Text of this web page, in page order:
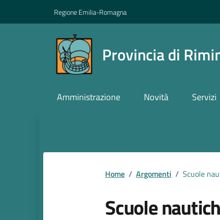
Regione Emilia-Romagna
Provincia di
Amministrazione Novità Servizi
Home / Argomenti / Scuole
Scuole